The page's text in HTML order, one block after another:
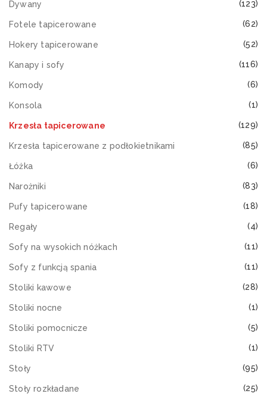
Dywany (123)
Fotele tapicerowane (62)
Hokery tapicerowane (52)
Kanapy i sofy (116)
Komody (6)
Konsola (1)
Krzesła tapicerowane (129)
Krzesła tapicerowane z podłokietnikami (85)
Łóżka (6)
Narożniki (83)
Pufy tapicerowane (18)
Regały (4)
Sofy na wysokich nóżkach (11)
Sofy z funkcją spania (11)
Stoliki kawowe (28)
Stoliki nocne (1)
Stoliki pomocnicze (5)
Stoliki RTV (1)
Stoły (95)
Stoły rozkładane (25)